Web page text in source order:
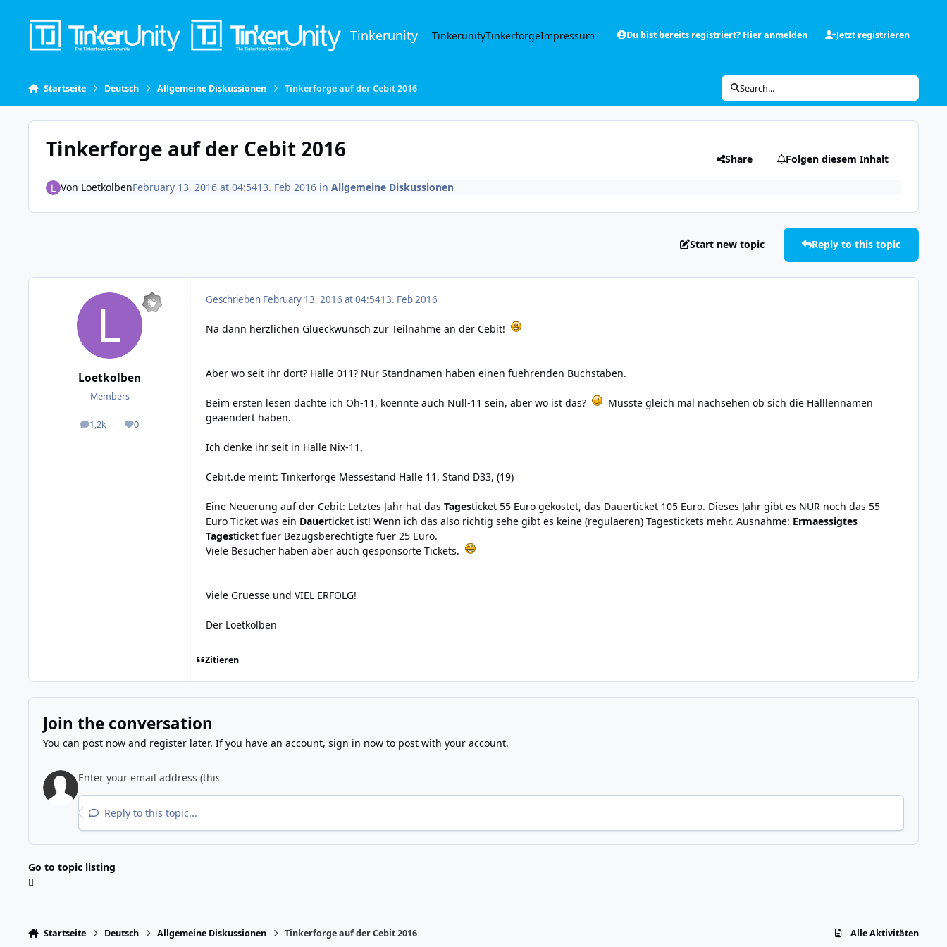
Tinkerunity TinkerunityTinkerforgeImpressum Du bist bereits registriert? Hier anmelden Jetzt registrieren
Startseite Deutsch Allgemeine Diskussionen Tinkerforge auf der Cebit 2016 Search...
Tinkerforge auf der Cebit 2016 Share Folgen diesem Inhalt
Von LoetkolbenFebruary 13, 2016 at 04:5413. Feb 2016in Allgemeine Diskussionen
Start new topic Reply to this topic
Loetkolben
Members
1,2k
posts 0
Reputation
Geschrieben February 13, 2016 at 04:5413. Feb 2016
Na dann herzlichen Glueckwunsch zur Teilnahme an der Cebit!
Aber wo seit ihr dort? Halle 011? Nur Standnamen haben einen fuehrenden Buchstaben.
Beim ersten lesen dachte ich Oh-11, koennte auch Null-11 sein, aber wo ist das? Musste gleich mal nachsehen ob sich die Halllennamen
geaendert haben.
Ich denke ihr seit in Halle Nix-11.
Cebit.de meint: Tinkerforge Messestand Halle 11, Stand D33, (19)
Eine Neuerung auf der Cebit: Letztes Jahr hat das Tagesticket 55 Euro gekostet, das Dauerticket 105 Euro. Dieses Jahr gibt es NUR noch das 55
Euro Ticket was ein Dauerticket ist! Wenn ich das also richtig sehe gibt es keine (regulaeren) Tagestickets mehr. Ausnahme: Ermaessigtes
Tagesticket fuer Bezugsberechtigte fuer 25 Euro.
Viele Besucher haben aber auch gesponsorte Tickets.
Viele Gruesse und VIEL ERFOLG!
Der Loetkolben
Zitieren
Join the conversation
You can post now and register later. If you have an account, sign in nowto post with your account.
Reply to this topic...
Go to topic listing
Startseite Deutsch Allgemeine Diskussionen Tinkerforge auf der Cebit 2016 Alle Aktivitäten